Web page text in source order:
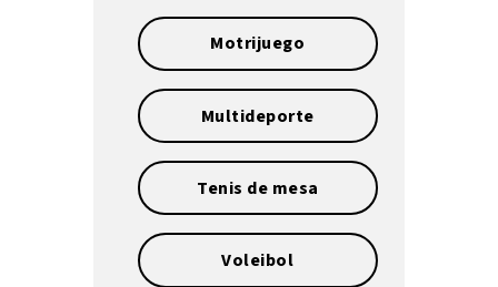
Motrijuego
Multideporte
Tenis de mesa
Voleibol